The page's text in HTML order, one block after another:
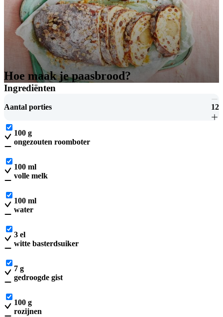
Hoe maak je paasbrood?
Ingrediënten
Aantal porties 12
100 g
ongezouten roomboter
100 ml
volle melk
100 ml
water
3 el
witte basterdsuiker
7 g
gedroogde gist
100 g
rozijnen